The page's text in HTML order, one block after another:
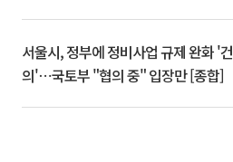
서울시, 정부에 정비사업 규제 완화 '건
의'⋯국토부 "협의 중" 입장만 [종합]